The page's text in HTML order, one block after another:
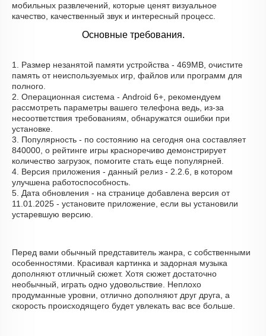
мобильных развлечений, которые ценят визуальное
качество, качественный звук и интересный процесс.
Основные требования.
1. Размер незанятой памяти устройства - 469MB, очистите
память от неиспользуемых игр, файлов или программ для
полного.
2. Операционная система - Android 6+, рекомендуем
рассмотреть параметры вашего телефона ведь, из-за
несоответствия требованиям, обнаружатся ошибки при
установке.
3. Популярность - по состоянию на сегодня она составляет
840000, о рейтинге игры красноречиво демонстрирует
количество загрузок, помогите стать еще популярней.
4. Версия приложения - данный релиз - 2.2.6, в котором
улучшена работоспособность.
5. Дата обновления - на странице добавлена версия от
11.01.2025 - установите приложение, если вы установили
устаревшую версию.
Перед вами обычный представитель жанра, с собственными
особенностями. Красивая картинка и задорная музыка
дополняют отличный сюжет. Хотя сюжет достаточно
необычный, играть одно удовольствие. Неплохо
продуманные уровни, отлично дополняют друг друга, а
скорость происходящего будет увлекать вас все больше.